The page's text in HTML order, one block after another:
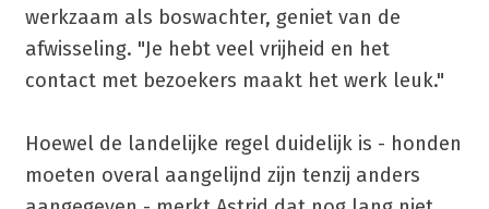
werkzaam als boswachter, geniet van de
afwisseling. "Je hebt veel vrijheid en het
contact met bezoekers maakt het werk leuk."
Hoewel de landelijke regel duidelijk is - honden
moeten overal aangelijnd zijn tenzij anders